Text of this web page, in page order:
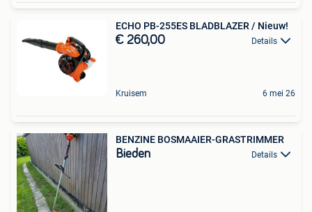
ECHO PB-255ES BLADBLAZER / Nieuw!
€ 260,00 Details
Kruisem 6 mei 26
BENZINE BOSMAAIER-GRASTRIMMER
Bieden Details